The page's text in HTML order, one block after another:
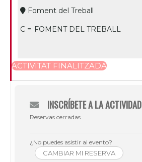
Foment del Treball
C = FOMENT DEL TREBALL
ACTIVITAT FINALITZADA
INSCRÍBETE A LA ACTIVIDAD
Reservas cerradas
¿No puedes asistir al evento?
CAMBIAR MI RESERVA